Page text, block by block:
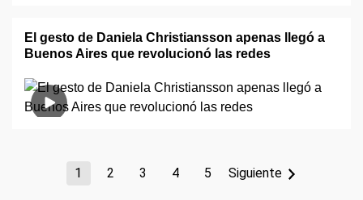
El gesto de Daniela Christiansson apenas llegó a
Buenos Aires que revolucionó las redes
1 2 3 4 5 Siguiente